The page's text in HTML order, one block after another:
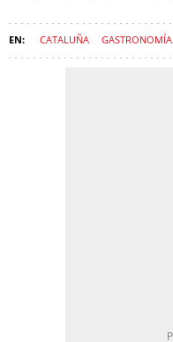
CATALUÑA GASTRONOMÍA